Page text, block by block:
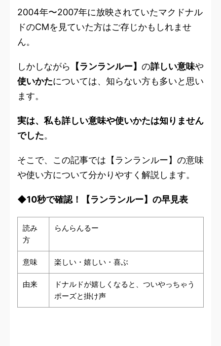
2004年〜2007年に放映されていたマクドナル
ドのCMを見ていた方はご存じかもしれませ
ん。
しかしながら 【ランランルー】 の詳しい意味や
使いかたについては、知らない方も多いと思い
ます。
実は、私も詳しい意味や使いかたは知りません
でした。
そこで、この記事では【ランランルー】の意味
や使い方について分かりやすく解説します。
◆10秒で確認！【ランランルー】の早見表
読み
方
らんらんるー
意味 楽しい・嬉しい・喜ぶ
由来
ドナルドが嬉しくなると、ついやっちゃう
ポーズと掛け声